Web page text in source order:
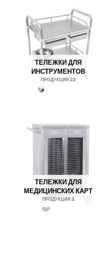
ТЕЛЕЖКИ ДЛЯ
ИНСТРУМЕНТОВ
ПРОДУКЦИЯ 22
ТЕЛЕЖКИ ДЛЯ
МЕДИЦИНСКИХ КАРТ
ПРОДУКЦИЯ 2